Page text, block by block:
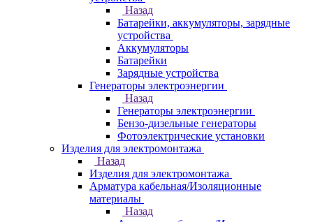
Назад
Батарейки, аккумуляторы, зарядные
устройства
Аккумуляторы
Батарейки
Зарядные устройства
Генераторы электроэнергии
Назад
Генераторы электроэнергии
Бензо-дизельные генераторы
Фотоэлектрические установки
Изделия для электромонтажа
Назад
Изделия для электромонтажа
Арматура кабельная/Изоляционные
материалы
Назад